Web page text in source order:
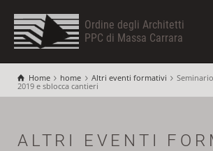
Ordine degli Architetti
PPC di Massa Carrara
Home home Altri eventi formativi
2019 e sblocca cantieri
ALTRI EVENTI